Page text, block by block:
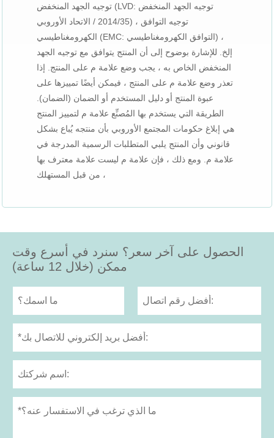
توجيه الجهد المنخفض (LVD: توجيه الجهد المنخفض
2014/35 / الاتحاد الأوروبي) ، توجيه التوافق
الكهرومغناطيسي (EMC: التوافق الكهرومغناطيسي) ،
إلخ. للإشارة بوضوح إلى أن المنتج يتوافق مع توجيه الجهد
المنخفض الخاص به ، يجب وضع علامة م على المنتج. إذا
تعذر وضع علامة م على المنتج ، فيمكن أيضًا تمييزها على
عبوة المنتج أو دليل المستخدم أو الضمان (الضمان).
الطريقة التي يستخدم بها المُصنِّع علامة م لتمييز المنتج
هي إبلاغ حكومات المجتمع الأوروبي بأن منتجه يُباع بشكل
قانوني وأن المنتج يلبي المتطلبات الرسمية المدرجة في
علامة م. ومع ذلك ، فإن علامة م ليست علامة معترف بها
من قبل المستهلك ،
الحصول على آخر سعر؟ سنرد في أسرع وقت
ممكن (خلال 12 ساعة)